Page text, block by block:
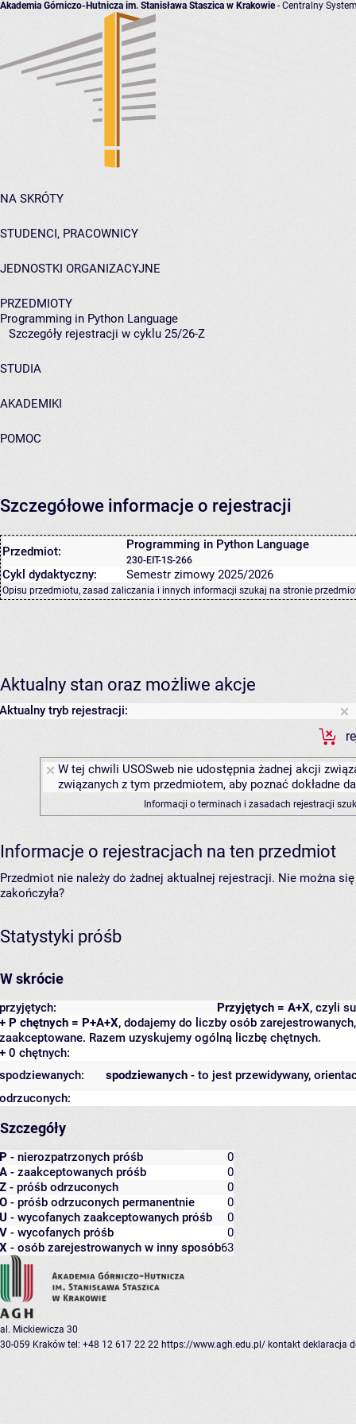
Akademia Górniczo-Hutnicza im. Stanisława Staszica w Krakowie- Centralny
NA SKRÓTY
STUDENCI, PRACOWNICY
JEDNOSTKI ORGANIZACYJNE
PRZEDMIOTY
Programming in Python Language
Szczegóły rejestracji w cyklu 25/26-Z
STUDIA
AKADEMIKI
POMOC
Szczegółowe informacje o rejestracji
Przedmiot: Programming in Python Language
230-EIT-1S-266
Cykl dydaktyczny: Semestr zimowy 2025/2026
Opisu przedmiotu, zasad zaliczania i innych informacji szukaj na stronie
Aktualny stan oraz możliwe akcje
Aktualny tryb rejestracji:
W tej chwili USOSweb nie udostępnia żadnej akcji
związanych z tym przedmiotem, aby poznać dokładne
Informacji o terminach i zasadach rejestracji
Informacje o rejestracjach na ten przedmiot
Przedmiot nie należy do żadnej aktualnej rejestracji. Nie można
zakończyła?
Statystyki próśb
W skrócie
Przyjętych = A+X, czyli
przyjętych:
+ P chętnych = P+A+X, dodajemy do liczby osób
zaakceptowane. Razem uzyskujemy ogólną liczbę chętnych.
+ 0 chętnych:
spodziewanych - to jest przewidywany,
spodziewanych:
odrzuconych:
Szczegóły
P - nierozpatrzonych próśb
0
A - zaakceptowanych próśb
0
Z - próśb odrzuconych
0
O - próśb odrzuconych permanentnie
0
U - wycofanych zaakceptowanych próśb
0
V - wycofanych próśb
0
X - osób zarejestrowanych w inny sposób63
al. Mickiewicza 30
30-059 Kraków tel: +48 12 617 22 22 https://www.agh.edu.pl/ kontakt deklaracja